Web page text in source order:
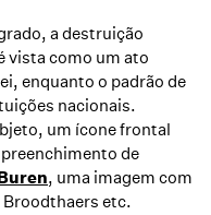
a destruição
vista como um ato
enquanto o padrão de
nacionais.
um ícone frontal
de
, uma imagem com
etc.